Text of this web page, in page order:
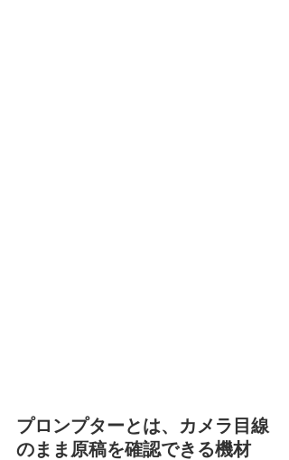
プロンプターとは、カメラ目線
のまま原稿を確認できる機材